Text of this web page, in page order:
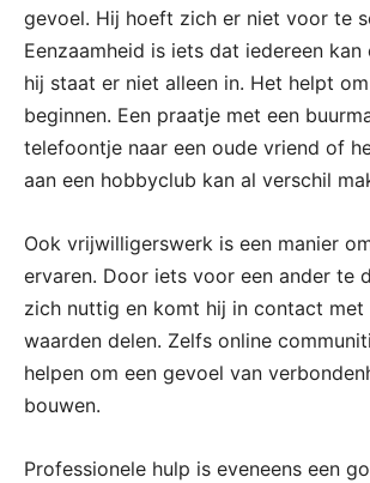
gevoel. Hij hoeft zich er niet voor te
Eenzaamheid is iets dat iedereen kan
hij staat er niet alleen in. Het helpt
beginnen. Een praatje met een
telefoontje naar een oude vriend of
aan een hobbyclub kan al verschil
Ook vrijwilligerswerk is een manier
ervaren. Door iets voor een ander te
zich nuttig en komt hij in contact met
waarden delen. Zelfs online
helpen om een gevoel van
bouwen.
Professionele hulp is eveneens een